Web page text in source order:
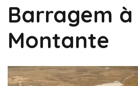
Barragem à
Montante